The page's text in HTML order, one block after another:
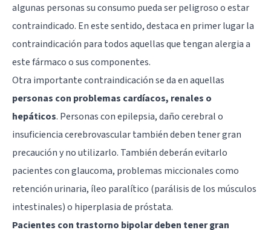
algunas personas su consumo pueda ser peligroso o estar
contraindicado. En este sentido, destaca en primer lugar la
contraindicación para todos aquellas que tengan alergia a
este fármaco o sus componentes.
Otra importante contraindicación se da en aquellas
personas con problemas cardíacos, renales o
hepáticos. Personas con epilepsia, daño cerebral o
insuficiencia cerebrovascular también deben tener gran
precaución y no utilizarlo. También deberán evitarlo
pacientes con glaucoma, problemas miccionales como
retención urinaria, íleo paralítico (parálisis de los músculos
intestinales) o hiperplasia de próstata.
Pacientes con trastorno bipolar deben tener gran